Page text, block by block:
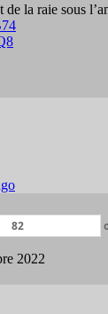
la raie sous
2022